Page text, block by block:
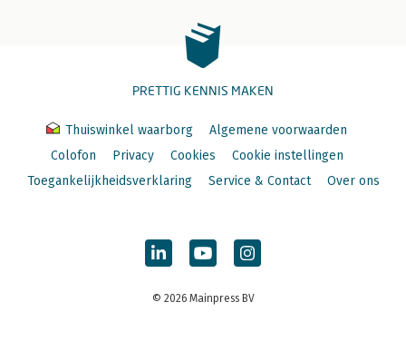
PRETTIG KENNIS MAKEN
Thuiswinkel waarborg
Algemene voorwaarden
Colofon
Privacy Cookies
Cookie instellingen
Toegankelijkheidsverklaring
Service & Contact Over ons
© 2026 Mainpress BV